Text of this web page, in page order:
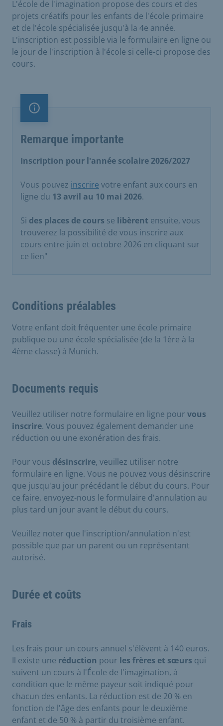
L'école de l'imagination propose des cours et des
projets créatifs pour les enfants de l'école primaire
et de l'école spécialisée jusqu'à la 4e année.
L'inscription est possible via le formulaire en ligne ou
le jour de l'inscription à l'école si celle-ci propose des
cours.
Remarque importante
Remarque importante
Inscription pour l'année scolaire 2026/2027
Vous pouvez inscrire votre enfant aux cours en
ligne du 13 avril au 10 mai 2026.
Si des places de cours se libèrent ensuite, vous
trouverez la possibilité de vous inscrire aux
cours entre juin et octobre 2026 en cliquant sur
ce lien"
Conditions préalables
Votre enfant doit fréquenter une école primaire
publique ou une école spécialisée (de la 1ère à la
4ème classe) à Munich.
Documents requis
Veuillez utiliser notre formulaire en ligne pour vous
inscrire. Vous pouvez également demander une
réduction ou une exonération des frais.
Pour vous désinscrire, veuillez utiliser notre
formulaire en ligne. Vous ne pouvez vous désinscrire
que jusqu'au jour précédant le début du cours. Pour
ce faire, envoyez-nous le formulaire d'annulation au
plus tard un jour avant le début du cours.
Veuillez noter que l'inscription/annulation n'est
possible que par un parent ou un représentant
autorisé.
Durée et coûts
Frais
Les frais pour un cours annuel s'élèvent à 140 euros.
Il existe une réduction pour les frères et sœurs qui
suivent un cours à l'École de l'imagination, à
condition que le même payeur soit indiqué pour
chacun des enfants. La réduction est de 20 % en
fonction de l'âge des enfants pour le deuxième
enfant et de 50 % à partir du troisième enfant.